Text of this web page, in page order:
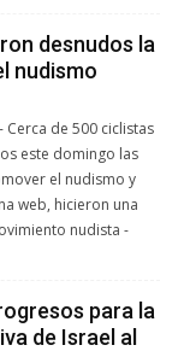
desnudos la
nudismo
Cerca de 500 ciclistas
este domingo las
el nudismo y
web, hicieron una
nudista -
para la
de Israel al